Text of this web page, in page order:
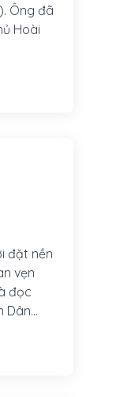
Ông đã
Hoài
đặt nền
vẹn
đọc
Dân